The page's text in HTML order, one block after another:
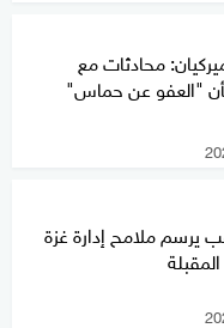
محادثات مع
"العفو عن حماس"
يرسم ملامح إدارة غزة